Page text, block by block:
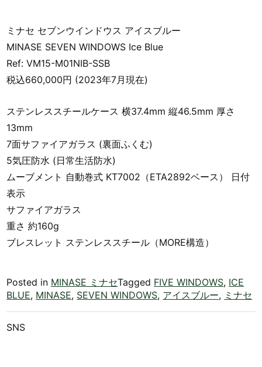
ミナセ セブンウインドウス アイスブルー
MINASE SEVEN WINDOWS Ice Blue
Ref: VM15-M01NIB-SSB
税込660,000円 (2023年7月現在)
ステンレススチールケース 横37.4mm 縦46.5mm 厚さ
13mm
7面サファイアガラス (裏面ふくむ)
5気圧防水 (日常生活防水)
ムーブメント 自動巻式 KT7002（ETA2892ベース） 日付
表示
サファイアガラス
重さ 約160g
ブレスレット ステンレススチール（MORE構造）
Posted in MINASE ミナセTagged FIVE WINDOWS, ICE
BLUE, MINASE, SEVEN WINDOWS, アイスブルー, ミナセ
SNS